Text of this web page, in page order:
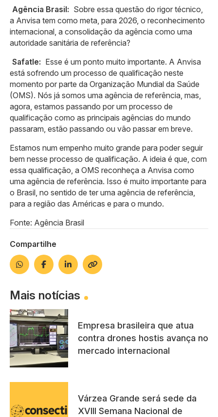
Agência Brasil: Sobre essa questão do rigor técnico,
a Anvisa tem como meta, para 2026, o reconhecimento
internacional, a consolidação da agência como uma
autoridade sanitária de referência?
Safatle: Esse é um ponto muito importante. A Anvisa
está sofrendo um processo de qualificação neste
momento por parte da Organização Mundial da Saúde
(OMS). Nós já somos uma agência de referência, mas,
agora, estamos passando por um processo de
qualificação como as principais agências do mundo
passaram, estão passando ou vão passar em breve.
Estamos num empenho muito grande para poder seguir
bem nesse processo de qualificação. A ideia é que, com
essa qualificação, a OMS reconheça a Anvisa como
uma agência de referência. Isso é muito importante para
o Brasil, no sentido de ter uma agência de referência,
para a região das Américas e para o mundo.
Fonte: Agência Brasil
Compartilhe
Mais notícias
Empresa brasileira que atua
contra drones hostis avança no
mercado internacional
Várzea Grande será sede da
XVIII Semana Nacional de